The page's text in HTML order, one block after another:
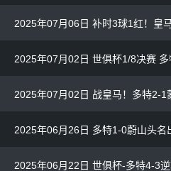
2025年07月02日 世俱杯1/8决赛